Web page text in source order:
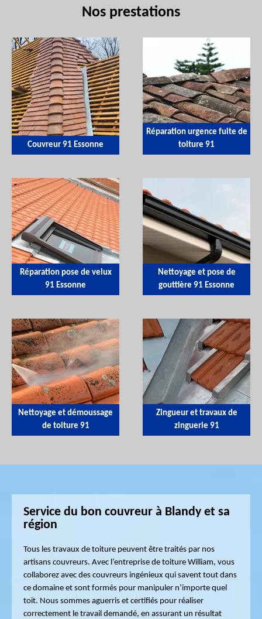
Nos prestations
Couvreur 91 Essonne
Réparation urgence fuite de
toiture 91
Réparation pose de velux
91 Essonne
Nettoyage et pose de
gouttière 91 Essonne
Nettoyage et démoussage
de toiture 91
Zingueur et travaux de
zinguerie 91
Service du bon couvreur à Blandy et sa
région
Tous les travaux de toiture peuvent être traités par nos
artisans couvreurs. Avec l’entreprise de toiture William, vous
collaborez avec des couvreurs ingénieux qui savent tout dans
ce domaine et sont formés pour manipuler n’importe quel
toit. Nous sommes aguerris et certifiés pour réaliser
correctement le travail demandé, en assurant un résultat